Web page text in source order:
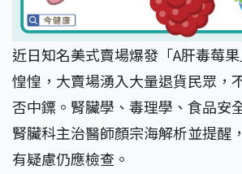
近日知名美式賣場爆發「A肝毒莓
惶惶，大賣場湧入大量退貨民眾，
否中鏢。腎臟學、毒理學、食品安
腎臟科主治醫師顏宗海解析並提醒
有疑慮仍應檢查。